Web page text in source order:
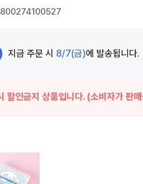
지금 주문 시 8/7(금)에 발송됩니다.
할인금지 상품입니다. (소비자가 판